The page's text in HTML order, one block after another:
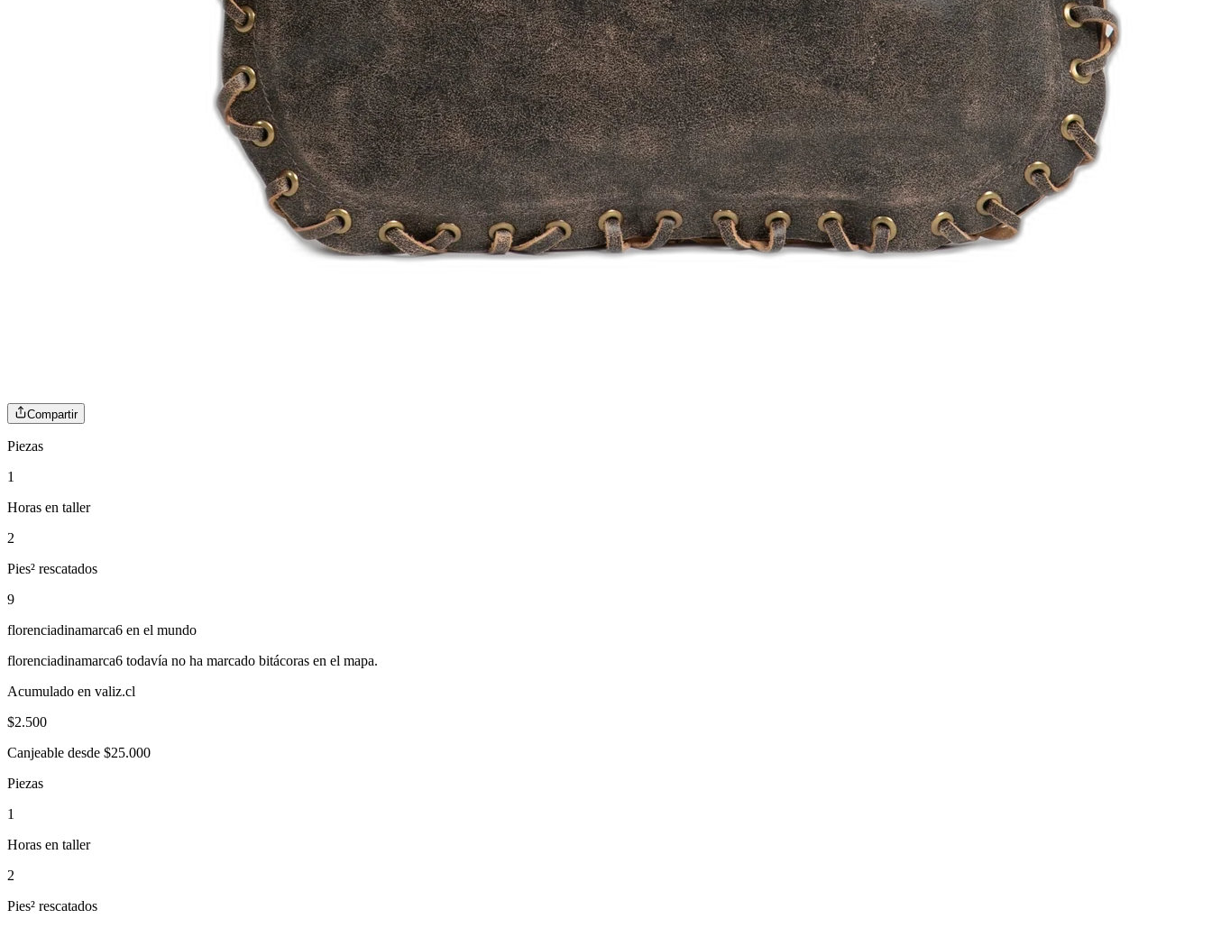
Compartir
Piezas
1
Horas en taller
2
Pies² rescatados
9
florenciadinamarca6 en el mundo
florenciadinamarca6 todavía no ha marcado bitácoras en el mapa.
Acumulado en valiz.cl
$2.500
Canjeable desde $25.000
Piezas
1
Horas en taller
2
Pies² rescatados